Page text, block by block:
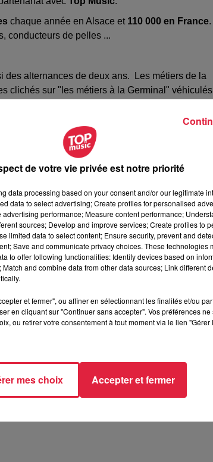
chaque année en Alsace et 110 000 en France.
conducteurs de pelles ...
des alternances de deux ans. Les métiers de la
clichés sur "les métiers à la Germinal" véhiculés
Martin Antoine
de votre vie privée est notre priorité
data processing based on your consent and/or our legitimate
data to select advertising; Create profiles for personalised
performance; Measure content performance;
sources; Develop and improve services; Create profiles to
limited data to select content; Ensure security, prevent and
Save and communicate privacy choices. These technologies
to offer following functionalities: Identify devices based on
and combine data from other data sources; Link different
et fermer", ou affiner en sélectionnant les finalités et/ou
en cliquant sur "Continuer sans accepter". Vos préférences
ou retirer votre consentement à tout moment via le lien
mes choix Accepter et fermer